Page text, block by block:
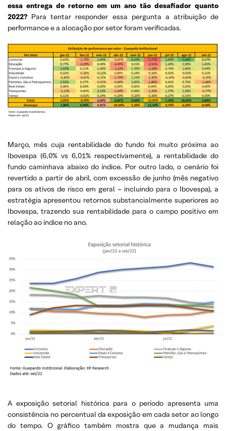
essa entrega de retorno em um ano tão desafiador quanto
2022? Para tentar responder essa pergunta a atribuição de
performance e a alocação por setor foram verificadas.
Março, mês cuja rentabilidade do fundo foi muito próxima ao
Ibovespa (6,0% vs 6,01% respectivamente), a rentabilidade do
fundo caminhava abaixo do índice. Por outro lado, o cenário foi
revertido a partir de abril, com excessão de junho (mês negativo
para os ativos de risco em geral – incluindo para o Ibovespa), a
estratégia apresentou retornos substancialmente superiores ao
Ibovespa, trazendo sua rentabilidade para o campo positivo em
relação ao índice no ano.
A exposição setorial histórica para o período apresenta uma
consistência no percentual da exposição em cada setor ao longo
do tempo. O gráfico também mostra que a mudança mais